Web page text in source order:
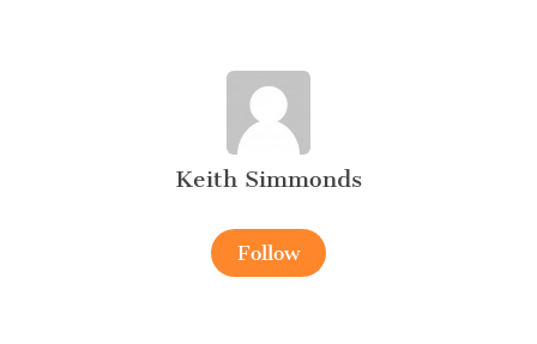
Keith Simmonds
Follow